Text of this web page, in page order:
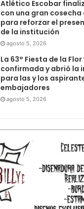
Atlético Escobar
con una gran
para reforzar el
de la institución
agosto 5, 2026
La 63° Fiesta de la
confirmada y abrió la
para las y los
embajadores
agosto 5, 2026